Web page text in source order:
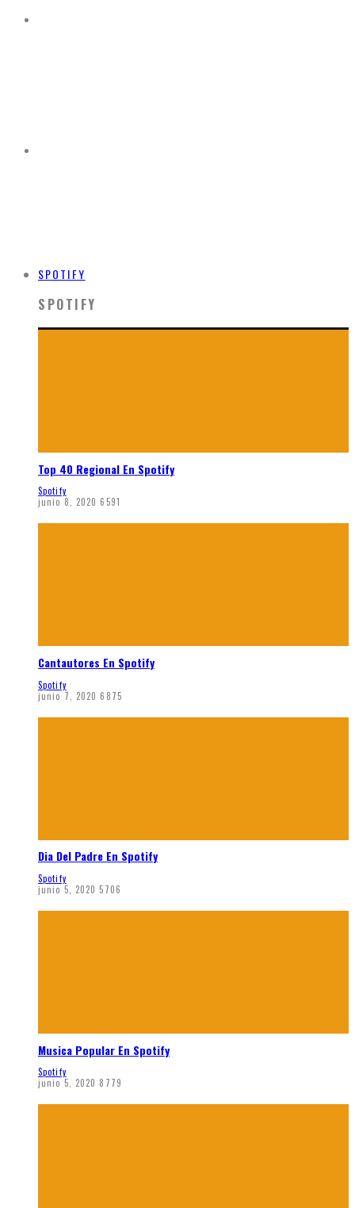
SPOTIFY
SPOTIFY
Top 40 Regional En Spotify
Spotify
junio 8, 2020 6591
Cantautores En Spotify
Spotify
junio 7, 2020 6875
Dia Del Padre En Spotify
Spotify
junio 5, 2020 5706
Musica Popular En Spotify
Spotify
junio 5, 2020 8779